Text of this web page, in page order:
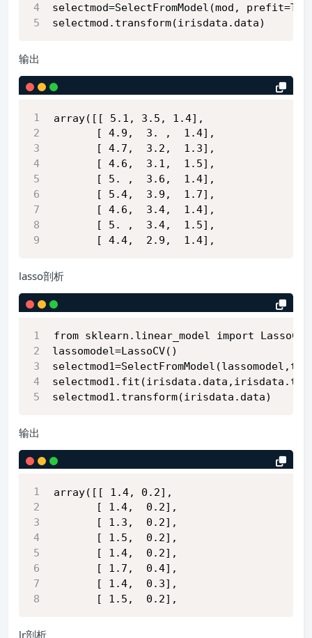
selectmod=SelectFromModel(mod,
selectmod.transform(irisdata.data)
输出
array([[ 5.1, 3.5, 1.4],
       [ 4.9,  3. ,  1.4],
       [ 4.7,  3.2,  1.3],
       [ 4.6,  3.1,  1.5],
       [ 5. ,  3.6,  1.4],
       [ 5.4,  3.9,  1.7],
       [ 4.6,  3.4,  1.4],
       [ 5. ,  3.4,  1.5],
       [ 4.4,  2.9,  1.4],
lasso剖析
from sklearn.linear_model import LassoCV
lassomodel=LassoCV()
selectmod1.transform(irisdata.data)
输出
array([[ 1.4, 0.2],
       [ 1.4,  0.2],
       [ 1.3,  0.2],
       [ 1.5,  0.2],
       [ 1.4,  0.2],
       [ 1.7,  0.4],
       [ 1.4,  0.3],
       [ 1.5,  0.2],
lr剖析